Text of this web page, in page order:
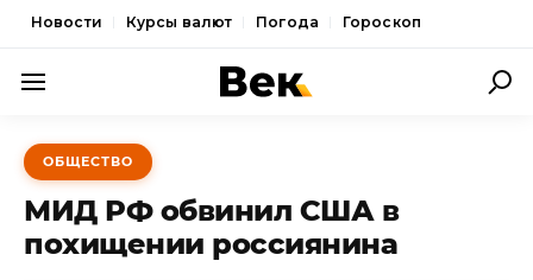
Новости Курсы валют Погода Гороскоп
ПОЛИТИКА
ЭКОНОМИКА
ОБЩЕСТВО
ОБЩЕСТВО
МИД РФ обвинил США в
похищении россиянина